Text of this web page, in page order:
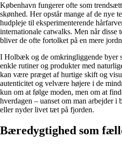
København fungerer ofte som
skønhed. Her opstår mange af de nye
hudpleje til eksperimenterende
internationale catwalks. Men når disse
bliver de ofte fortolket på en mere
I Holbæk og de omkringliggende byer
enkle rutiner og produkter med
kan være præget af hurtige skift og
autenticitet og velvære højere i de
kun om at følge moden, men om at
hverdagen – uanset om man arbejder
eller nyder livet tæt på fjorden.
Bæredygtighed som